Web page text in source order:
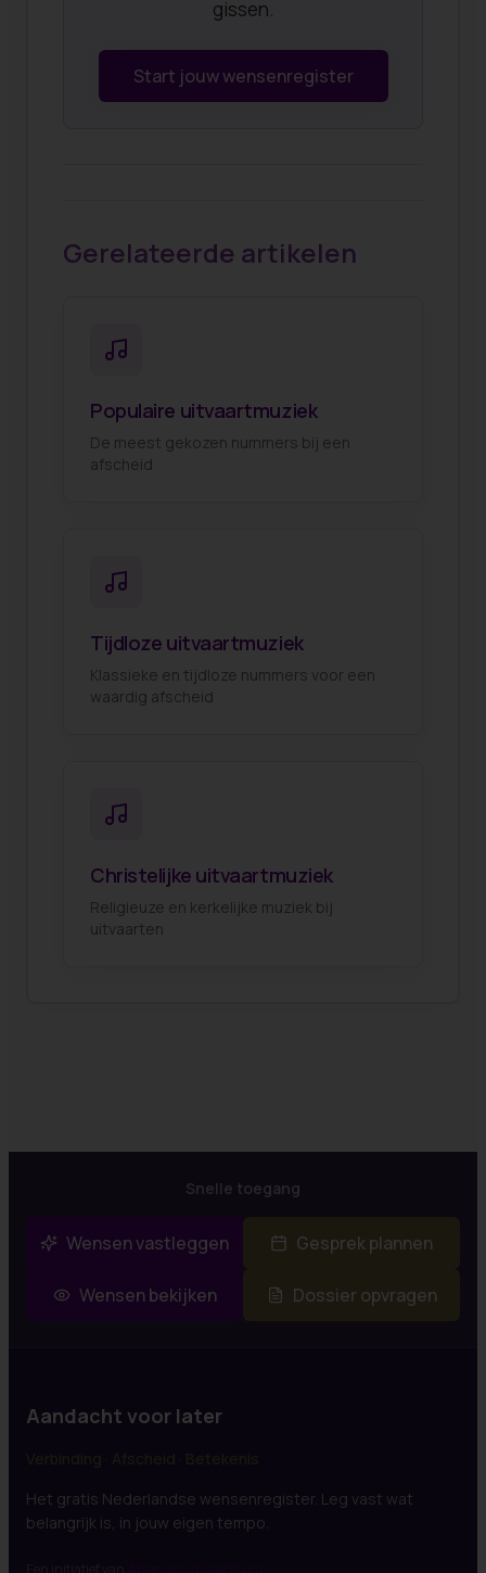
gissen.
Start jouw wensenregister
Gerelateerde artikelen
Populaire uitvaartmuziek
De meest gekozen nummers bij een
afscheid
Tijdloze uitvaartmuziek
Klassieke en tijdloze nummers voor een
waardig afscheid
Christelijke uitvaartmuziek
Religieuze en kerkelijke muziek bij
uitvaarten
Snelle toegang
Wensen vastleggen Gesprek plannen
Wensen bekijken Dossier opvragen
Aandacht voor later
Het gratis Nederlandse wensenregister. Leg vast wat
belangrijk is, in jouw eigen tempo.